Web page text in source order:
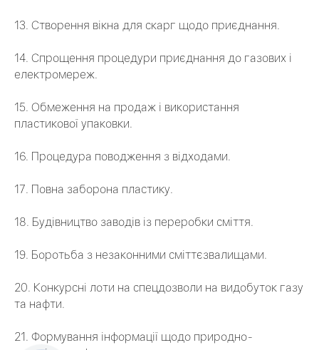
13. Створення вікна для скарг щодо приєднання.
14. Спрощення процедури приєднання до газових і
електромереж.
15. Обмеження на продаж і використання
пластикової упаковки.
16. Процедура поводження з відходами.
17. Повна заборона пластику.
18. Будівництво заводів із переробки сміття.
19. Боротьба з незаконними сміттєзвалищами.
20. Конкурсні лоти на спецдозволи на видобуток газу
та нафти.
21. Формування інформації щодо природно-